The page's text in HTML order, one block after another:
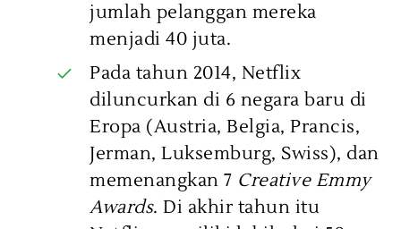
jumlah pelanggan mereka
menjadi 40 juta.
Pada tahun 2014, Netflix
diluncurkan di 6 negara baru di
Eropa (Austria, Belgia, Prancis,
Jerman, Luksemburg, Swiss), dan
memenangkan 7 Creative Emmy
Awards. Di akhir tahun itu